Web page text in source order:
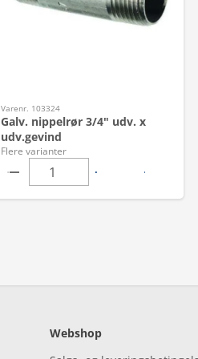
Varenr. 103324
Galv. nippelrør 3/4" udv. x
udv.gevind
Flere varianter
Webshop